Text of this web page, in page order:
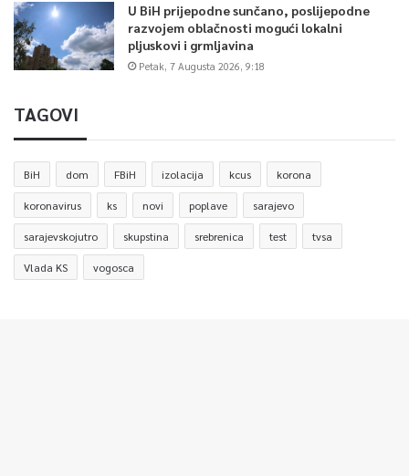
U BiH prijepodne sunčano, poslijepodne
razvojem oblačnosti mogući lokalni
pljuskovi i grmljavina
Petak, 7 Augusta 2026, 9:18
TAGOVI
BiH dom FBiH izolacija kcus korona
koronavirus ks novi poplave sarajevo
sarajevskojutro skupstina srebrenica test tvsa
Vlada KS vogosca